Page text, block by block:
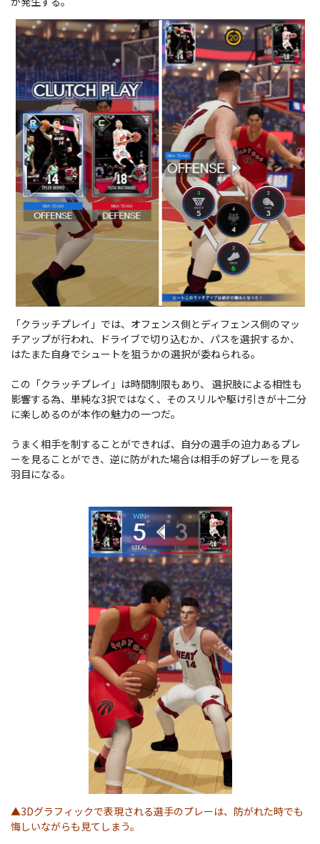
「クラッチプレイ」では、オフェンス側とディフェンス側のマッ
チアップが行われ、ドライブで切り込むか、パスを選択するか、
はたまた自身でシュートを狙うかの選択が委ねられる。
この「クラッチプレイ」は時間制限もあり、 選択肢による相性も
影響する為、単純な3択ではなく、そのスリルや駆け引きが十二分
に楽しめるのが本作の魅力の一つだ。
うまく相手を制することができれば、自分の選手の迫力あるプレ
ーを見ることができ、逆に防がれた場合は相手の好プレーを見る
羽目になる。
▲3Dグラフィックで表現される選手のプレーは、防がれた時でも
悔しいながらも見てしまう。